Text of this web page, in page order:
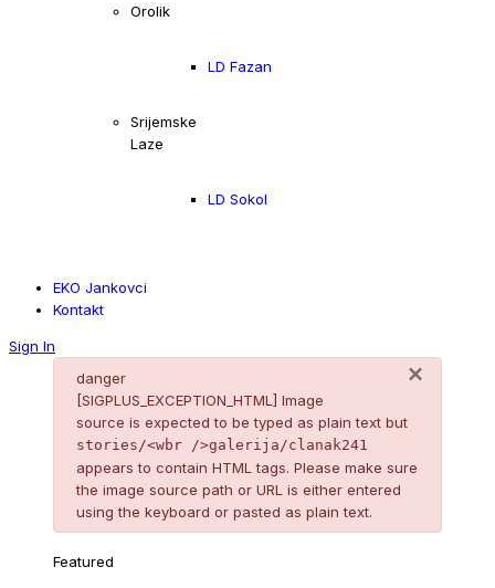
Orolik
LD Fazan
Srijemske
Laze
LD Sokol
EKO Jankovci
Kontakt
Sign In
×
danger
[SIGPLUS_EXCEPTION_HTML] Image
source is expected to be typed as plain text but
stories/<wbr />galerija/clanak241
appears to contain HTML tags. Please make sure
the image source path or URL is either entered
using the keyboard or pasted as plain text.
Featured